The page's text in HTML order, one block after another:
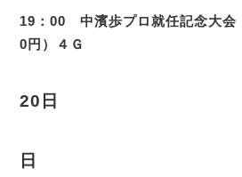
19：00 中濱歩プロ就任記念大
0円）４Ｇ
20日
日